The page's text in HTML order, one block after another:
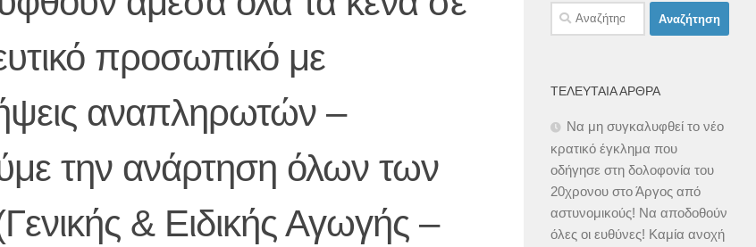
προσωπικό με
αναπληρωτών –
την ανάρτηση όλων των
& Ειδικής Αγωγής –
Αναζήτηση
για:
ΤΕΛΕΥΤΑΊΑ ΆΡΘΡΑ
Να μη συγκαλυφθεί το νέο
κρατικό έγκλημα που
οδήγησε στη δολοφονία του
20χρονου στο Άργος από
αστυνομικούς! Να αποδοθούν
όλες οι ευθύνες! Καμία ανοχή